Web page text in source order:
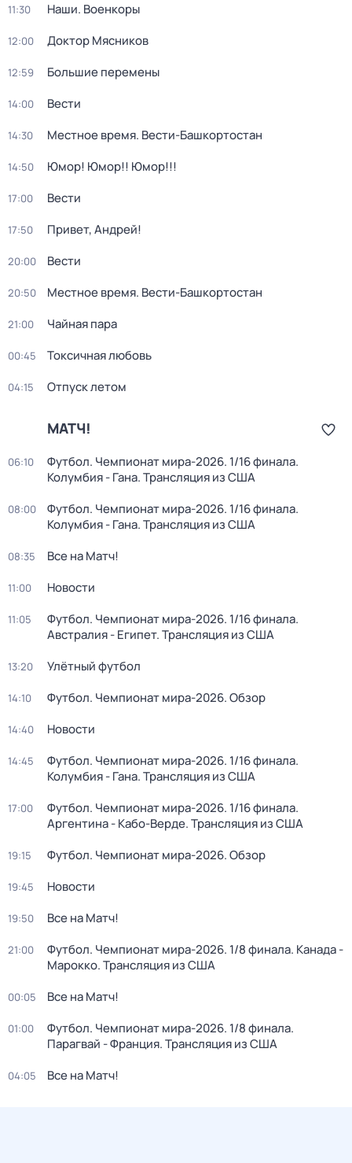
11:30 Наши. Военкоры
12:00 Доктор Мясников
12:59 Большие перемены
14:00 Вести
14:30 Местное время. Вести-Башкортостан
14:50 Юмор! Юмор!! Юмор!!!
17:00 Вести
17:50 Привет, Андрей!
20:00 Вести
20:50 Местное время. Вести-Башкортостан
21:00 Чайная пара
00:45 Токсичная любовь
04:15 Отпуск летом
МАТЧ!
06:10
Футбол. Чемпионат мира-2026. 1/16 финала.
Колумбия - Гана. Трансляция из США
08:00
Футбол. Чемпионат мира-2026. 1/16 финала.
Колумбия - Гана. Трансляция из США
08:35 Все на Матч!
11:00 Новости
11:05
Футбол. Чемпионат мира-2026. 1/16 финала.
Австралия - Египет. Трансляция из США
13:20 Улётный футбол
14:10 Футбол. Чемпионат мира-2026. Обзор
14:40 Новости
14:45
Футбол. Чемпионат мира-2026. 1/16 финала.
Колумбия - Гана. Трансляция из США
17:00
Футбол. Чемпионат мира-2026. 1/16 финала.
Аргентина - Кабо-Верде. Трансляция из США
19:15 Футбол. Чемпионат мира-2026. Обзор
19:45 Новости
19:50 Все на Матч!
21:00
Футбол. Чемпионат мира-2026. 1/8 финала. Канада -
Марокко. Трансляция из США
00:05 Все на Матч!
01:00
Футбол. Чемпионат мира-2026. 1/8 финала.
Парагвай - Франция. Трансляция из США
04:05 Все на Матч!